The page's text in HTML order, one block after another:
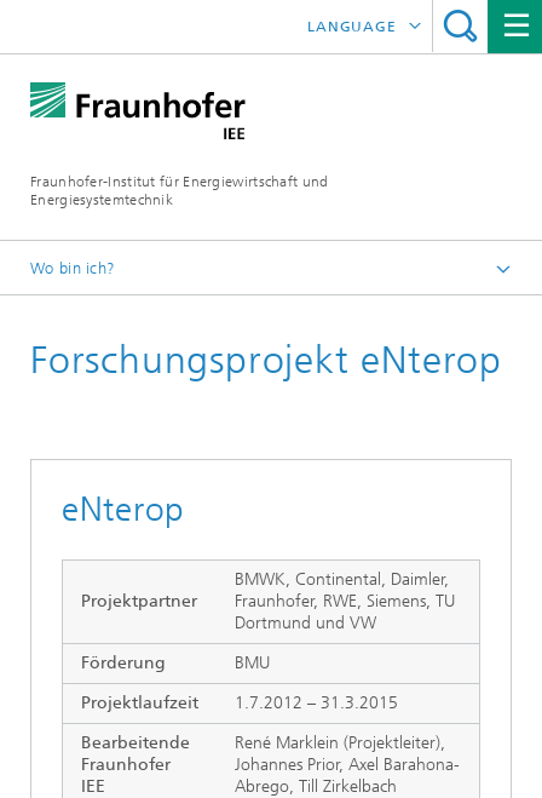
Fraunhofer-Institut für Energiewirtschaft und
Energiesystemtechnik
LANGUAGE
Wo bin ich?
Projekte
Forschungsprojekt eNterop
eNterop
Projektpartner
BMWK, Continental, Daimler,
Fraunhofer, RWE, Siemens, TU
Dortmund und VW
Förderung
BMU
Projektlaufzeit
1.7.2012 – 31.3.2015
Bearbeitende
Fraunhofer
IEE
René Marklein (Projektleiter),
Johannes Prior, Axel Barahona-
Abrego, Till Zirkelbach